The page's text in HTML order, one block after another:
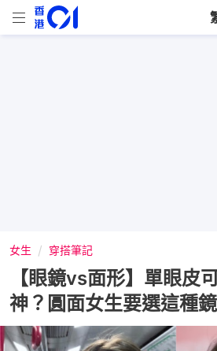
女生 穿搭筆記
【眼鏡vs面形】單眼皮
神？圓面女生要選這種